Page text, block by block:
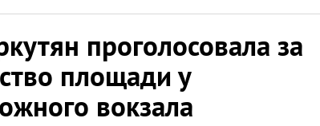
проголосовала за
площади у
вокзала